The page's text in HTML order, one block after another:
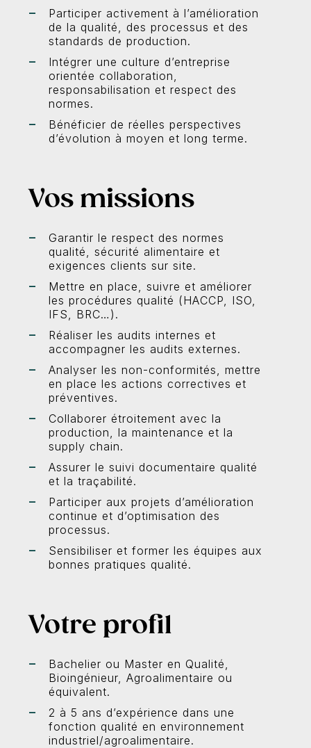
Participer activement à l’amélioration
de la qualité, des processus et des
standards de production.
Intégrer une culture d’entreprise
orientée collaboration,
responsabilisation et respect des
normes.
Bénéficier de réelles perspectives
d’évolution à moyen et long terme.
Vos missions
Garantir le respect des normes
qualité, sécurité alimentaire et
exigences clients sur site.
Mettre en place, suivre et améliorer
les procédures qualité (HACCP, ISO,
IFS, BRC…).
Réaliser les audits internes et
accompagner les audits externes.
Analyser les non-conformités, mettre
en place les actions correctives et
préventives.
Collaborer étroitement avec la
production, la maintenance et la
supply chain.
Assurer le suivi documentaire qualité
et la traçabilité.
Participer aux projets d’amélioration
continue et d’optimisation des
processus.
Sensibiliser et former les équipes aux
bonnes pratiques qualité.
Votre profil
Bachelier ou Master en Qualité,
Bioingénieur, Agroalimentaire ou
équivalent.
2 à 5 ans d’expérience dans une
fonction qualité en environnement
industriel/agroalimentaire.